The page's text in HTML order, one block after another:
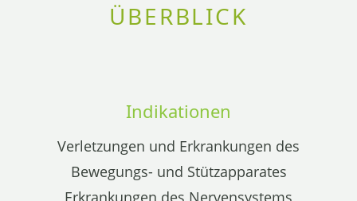
ÜBERBLICK
Indikationen
Verletzungen und Erkrankungen des
Bewegungs- und Stützapparates